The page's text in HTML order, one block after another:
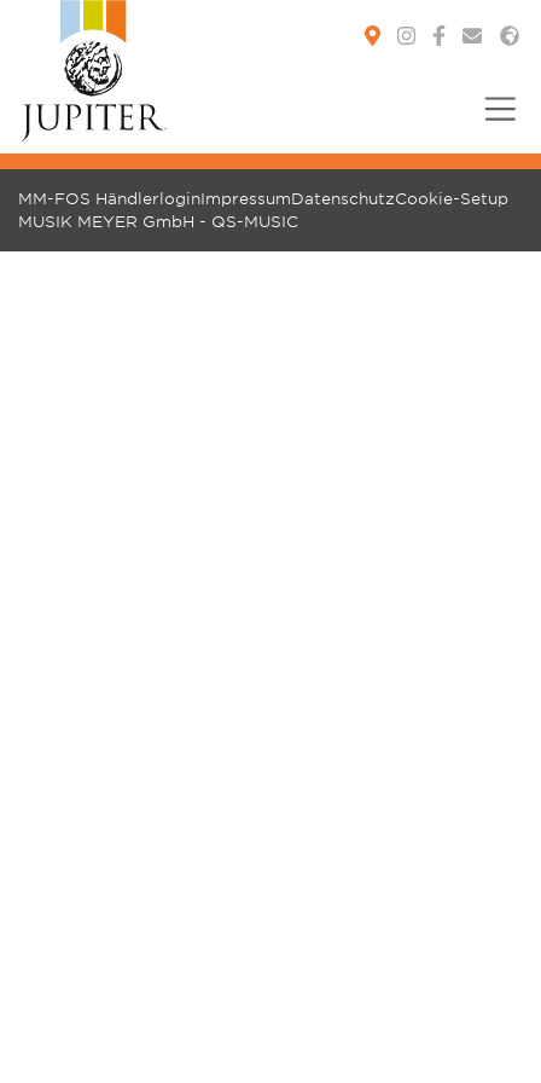
MM-FOS HändlerloginImpressumDatenschutzCookie-Setup
MUSIK MEYER GmbH - QS-MUSIC